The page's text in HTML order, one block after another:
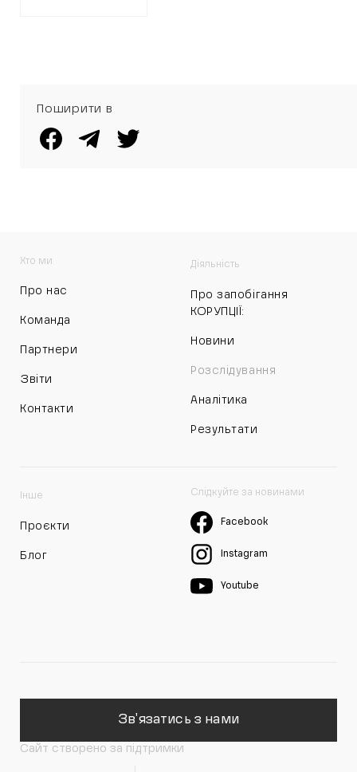
Поширити в
Хто ми
Про нас
Команда
Партнери
Звіти
Контакти
Діяльність
Про запобігання
КОРУПЦІЇ:
Новини
Розслідування
Аналітика
Результати
Інше
Проєкти
Блог
Слідкуйте за новинами
Facebook
Instagram
Youtube
Зв'язатись з нами
Сайт створено за підтримки